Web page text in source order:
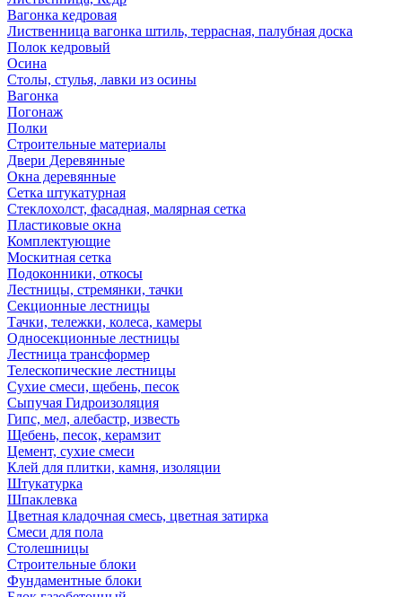
Вагонка кедровая
Лиственница вагонка штиль, террасная, палубная доска
Полок кедровый
Осина
Столы, стулья, лавки из осины
Вагонка
Погонаж
Полки
Строительные материалы
Двери Деревянные
Окна деревянные
Сетка штукатурная
Стеклохолст, фасадная, малярная сетка
Пластиковые окна
Комплектующие
Москитная сетка
Подоконники, откосы
Лестницы, стремянки, тачки
Секционные лестницы
Тачки, тележки, колеса, камеры
Односекционные лестницы
Лестница трансформер
Телескопические лестницы
Сухие смеси, щебень, песок
Сыпучая Гидроизоляция
Гипс, мел, алебастр, известь
Щебень, песок, керамзит
Цемент, сухие смеси
Клей для плитки, камня, изоляции
Штукатурка
Шпаклевка
Цветная кладочная смесь, цветная затирка
Смеси для пола
Столешницы
Строительные блоки
Фундаментные блоки